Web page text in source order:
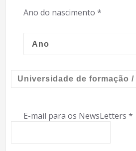
Ano do nascimento *
E-mail para os NewsLetters *